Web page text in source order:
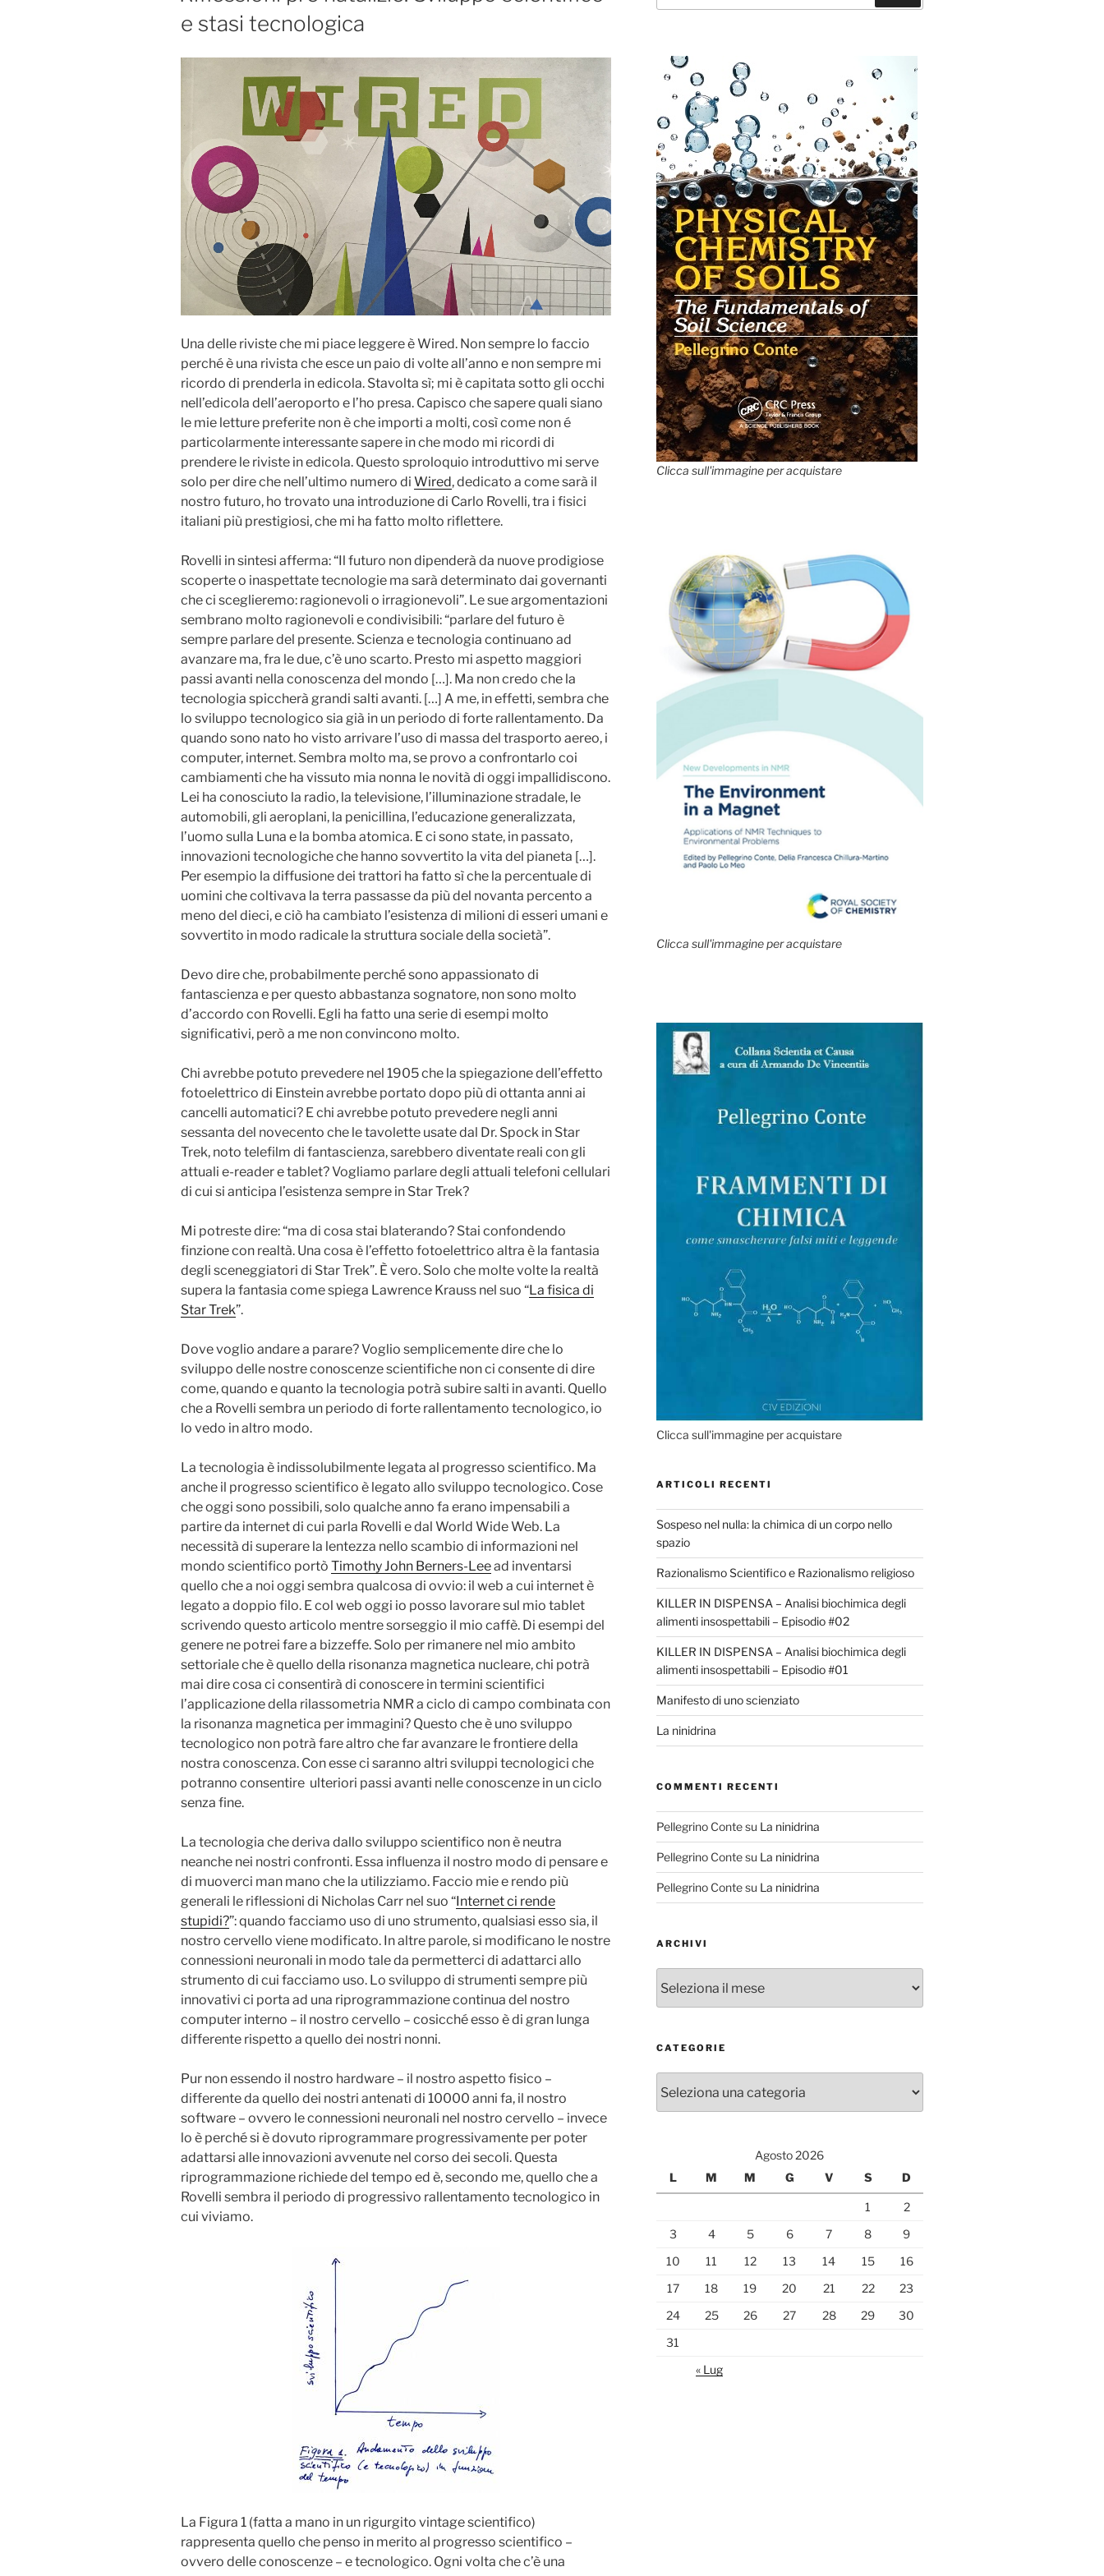
e stasi tecnologica
Una delle riviste che mi piace leggere è Wired. Non sempre lo faccio
perché è una rivista che esce un paio di volte all’anno e non sempre mi
ricordo di prenderla in edicola. Stavolta sì; mi è capitata sotto gli occhi
nell’edicola dell’aeroporto e l’ho presa. Capisco che sapere quali siano
le mie letture preferite non è che importi a molti, così come non é
particolarmente interessante sapere in che modo mi ricordi di
prendere le riviste in edicola. Questo sproloquio introduttivo mi serve
solo per dire che nell’ultimo numero di Wired, dedicato a come sarà il
nostro futuro, ho trovato una introduzione di Carlo Rovelli, tra i fisici
italiani più prestigiosi, che mi ha fatto molto riflettere.
Rovelli in sintesi afferma: “Il futuro non dipenderà da nuove prodigiose
scoperte o inaspettate tecnologie ma sarà determinato dai governanti
che ci sceglieremo: ragionevoli o irragionevoli”. Le sue argomentazioni
sembrano molto ragionevoli e condivisibili: “parlare del futuro è
sempre parlare del presente. Scienza e tecnologia continuano ad
avanzare ma, fra le due, c’è uno scarto. Presto mi aspetto maggiori
passi avanti nella conoscenza del mondo […]. Ma non credo che la
tecnologia spiccherà grandi salti avanti. […] A me, in effetti, sembra che
lo sviluppo tecnologico sia già in un periodo di forte rallentamento. Da
quando sono nato ho visto arrivare l’uso di massa del trasporto aereo, i
computer, internet. Sembra molto ma, se provo a confrontarlo coi
cambiamenti che ha vissuto mia nonna le novità di oggi impallidiscono.
Lei ha conosciuto la radio, la televisione, l’illuminazione stradale, le
automobili, gli aeroplani, la penicillina, l’educazione generalizzata,
l’uomo sulla Luna e la bomba atomica. E ci sono state, in passato,
innovazioni tecnologiche che hanno sovvertito la vita del pianeta […].
Per esempio la diffusione dei trattori ha fatto sì che la percentuale di
uomini che coltivava la terra passasse da più del novanta percento a
meno del dieci, e ciò ha cambiato l’esistenza di milioni di esseri umani e
sovvertito in modo radicale la struttura sociale della società”.
Devo dire che, probabilmente perché sono appassionato di
fantascienza e per questo abbastanza sognatore, non sono molto
d’accordo con Rovelli. Egli ha fatto una serie di esempi molto
significativi, però a me non convincono molto.
Chi avrebbe potuto prevedere nel 1905 che la spiegazione dell’effetto
fotoelettrico di Einstein avrebbe portato dopo più di ottanta anni ai
cancelli automatici? E chi avrebbe potuto prevedere negli anni
sessanta del novecento che le tavolette usate dal Dr. Spock in Star
Trek, noto telefilm di fantascienza, sarebbero diventate reali con gli
attuali e-reader e tablet? Vogliamo parlare degli attuali telefoni cellulari
di cui si anticipa l’esistenza sempre in Star Trek?
Mi potreste dire: “ma di cosa stai blaterando? Stai confondendo
finzione con realtà. Una cosa è l’effetto fotoelettrico altra è la fantasia
degli sceneggiatori di Star Trek”. È vero. Solo che molte volte la realtà
supera la fantasia come spiega Lawrence Krauss nel suo “La fisica di
Star Trek”.
Dove voglio andare a parare? Voglio semplicemente dire che lo
sviluppo delle nostre conoscenze scientifiche non ci consente di dire
come, quando e quanto la tecnologia potrà subire salti in avanti. Quello
che a Rovelli sembra un periodo di forte rallentamento tecnologico, io
lo vedo in altro modo.
La tecnologia è indissolubilmente legata al progresso scientifico. Ma
anche il progresso scientifico è legato allo sviluppo tecnologico. Cose
che oggi sono possibili, solo qualche anno fa erano impensabili a
partire da internet di cui parla Rovelli e dal World Wide Web. La
necessità di superare la lentezza nello scambio di informazioni nel
mondo scientifico portò Timothy John Berners-Leead inventarsi
quello che a noi oggi sembra qualcosa di ovvio: il web a cui internet è
legato a doppio filo. E col web oggi io posso lavorare sul mio tablet
scrivendo questo articolo mentre sorseggio il mio caffè. Di esempi del
genere ne potrei fare a bizzeffe. Solo per rimanere nel mio ambito
settoriale che è quello della risonanza magnetica nucleare, chi potrà
mai dire cosa ci consentirà di conoscere in termini scientifici
l’applicazione della rilassometria NMR a ciclo di campo combinata con
la risonanza magnetica per immagini? Questo che è uno sviluppo
tecnologico non potrà fare altro che far avanzare le frontiere della
nostra conoscenza. Con esse ci saranno altri sviluppi tecnologici che
potranno consentire ulteriori passi avanti nelle conoscenze in un ciclo
senza fine.
La tecnologia che deriva dallo sviluppo scientifico non è neutra
neanche nei nostri confronti. Essa influenza il nostro modo di pensare e
di muoverci man mano che la utilizziamo. Faccio mie e rendo più
generali le riflessioni di Nicholas Carr nel suo “Internet ci rende
stupidi?”: quando facciamo uso di uno strumento, qualsiasi esso sia, il
nostro cervello viene modificato. In altre parole, si modificano le nostre
connessioni neuronali in modo tale da permetterci di adattarci allo
strumento di cui facciamo uso. Lo sviluppo di strumenti sempre più
innovativi ci porta ad una riprogrammazione continua del nostro
computer interno – il nostro cervello – cosicché esso è di gran lunga
differente rispetto a quello dei nostri nonni.
Pur non essendo il nostro hardware – il nostro aspetto fisico –
differente da quello dei nostri antenati di 10000 anni fa, il nostro
software – ovvero le connessioni neuronali nel nostro cervello – invece
lo è perché si è dovuto riprogrammare progressivamente per poter
adattarsi alle innovazioni avvenute nel corso dei secoli. Questa
riprogrammazione richiede del tempo ed è, secondo me, quello che a
Rovelli sembra il periodo di progressivo rallentamento tecnologico in
cui viviamo.
La Figura 1 (fatta a mano in un rigurgito vintage scientifico)
rappresenta quello che penso in merito al progresso scientifico –
ovvero delle conoscenze – e tecnologico. Ogni volta che c’è una
Clicca sull'immagine per acquistare
Clicca sull'immagine per acquistare
Clicca sull'immagine per acquistare
ARTICOLI RECENTI
Sospeso nel nulla: la chimica di un corpo nello
spazio
Razionalismo Scientifico e Razionalismo religioso
KILLER IN DISPENSA – Analisi biochimica degli
alimenti insospettabili – Episodio #02
KILLER IN DISPENSA – Analisi biochimica degli
alimenti insospettabili – Episodio #01
Manifesto di uno scienziato
La ninidrina
COMMENTI RECENTI
Pellegrino Contesu La ninidrina
Pellegrino Contesu La ninidrina
Pellegrino Contesu La ninidrina
ARCHIVI
CATEGORIE
Agosto 2026
L
M M G V S D
1
2
3
4 5 6 7 8
9
10
11 12 13 14 15
16
17
18 19 20 21 22
23
24
25 26 27 28 29
30
31
« Lug